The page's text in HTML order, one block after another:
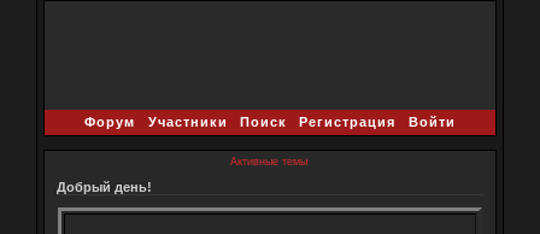
Форум Участники Поиск Регистрация Войти
Активные темы
Добрый день!